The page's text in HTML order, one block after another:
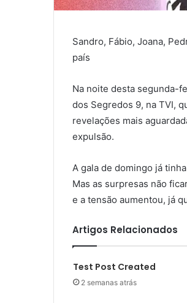
Sandro, Fábio, Joana,
país
Na noite desta segunda-
dos Segredos 9, na TVI,
revelações mais
expulsão.
A gala de domingo já
Mas as surpresas não
e a tensão aumentou, já
Artigos Relacionados
Test Post Created
2 semanas atrás